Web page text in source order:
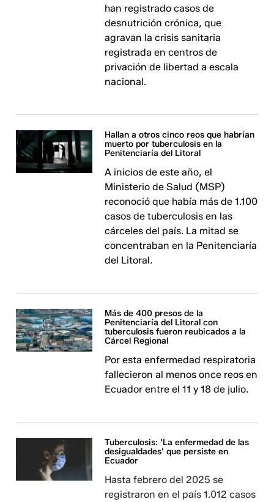
han registrado casos de
desnutrición crónica, que
agravan la crisis sanitaria
registrada en centros de
privación de libertad a escala
nacional.
Hallan a otros cinco reos que habrían
muerto por tuberculosis en la
Penitenciaría del Litoral
A inicios de este año, el
Ministerio de Salud (MSP)
reconoció que había más de 1.100
casos de tuberculosis en las
cárceles del país. La mitad se
concentraban en la Penitenciaría
del Litoral.
Más de 400 presos de la
Penitenciaría del Litoral con
tuberculosis fueron reubicados a la
Cárcel Regional
Por esta enfermedad respiratoria
fallecieron al menos once reos en
Ecuador entre el 11 y 18 de julio.
Tuberculosis: ‘La enfermedad de las
desigualdades’ que persiste en
Ecuador
Hasta febrero del 2025 se
registraron en el país 1.012 casos